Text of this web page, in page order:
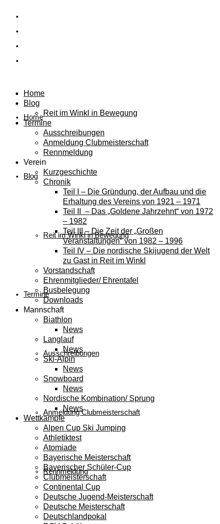
Home
Blog
Reit im Winkl in Bewegung
Termine
Ausschreibungen
Anmeldung Clubmeisterschaft
Rennmeldung
Home
Blog
Reit im Winkl in Bewegung
Termine
Ausschreibungen
Anmeldung Clubmeisterschaft
Rennmeldung
Verein
Kurzgeschichte
Chronik
Teil I – Die Gründung, der Aufbau und die
Erhaltung des Vereins von 1921 – 1971
Teil II – Das „Goldene Jahrzehnt“ von 1972
– 1982
Teil III – Die Zeit der „Großen
Veranstaltungen“ von 1982 – 1996
Teil IV – Die nordische Skijugend der Welt
zu Gast in Reit im Winkl
Vorstandschaft
Ehrenmitglieder/ Ehrentafel
Busbelegung
Downloads
Mannschaft
Biathlon
News
Langlauf
News
Ski-Alpin
News
Snowboard
News
Nordische Kombination/ Sprung
News
Wettkämpfe
Alpen Cup Ski Jumping
Athletiktest
Atomiade
Bayerische Meisterschaft
Bayerischer Schüler-Cup
Clubmeisterschaft
Continental Cup
Deutsche Jugend-Meisterschaft
Deutsche Meisterschaft
Deutschlandpokal